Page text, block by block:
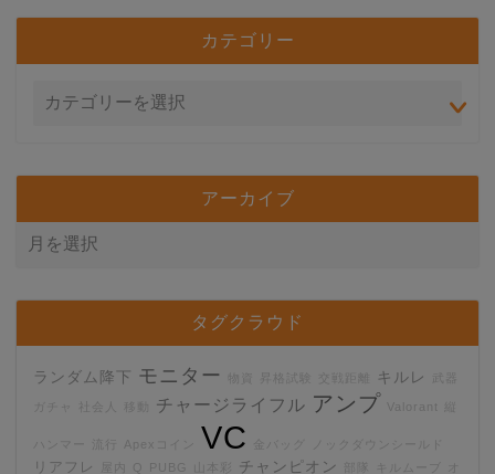
カテゴリー
アーカイブ
タグクラウド
ランダム降下 モニター 昇格試験 キルレ
社会人 移動 チャージライフル アンプ Valorant
ハンマー Apexコイン VC ノックダウンシールド
リアフレ Q PUBG チャンピオン 部隊 キルムーブ オ